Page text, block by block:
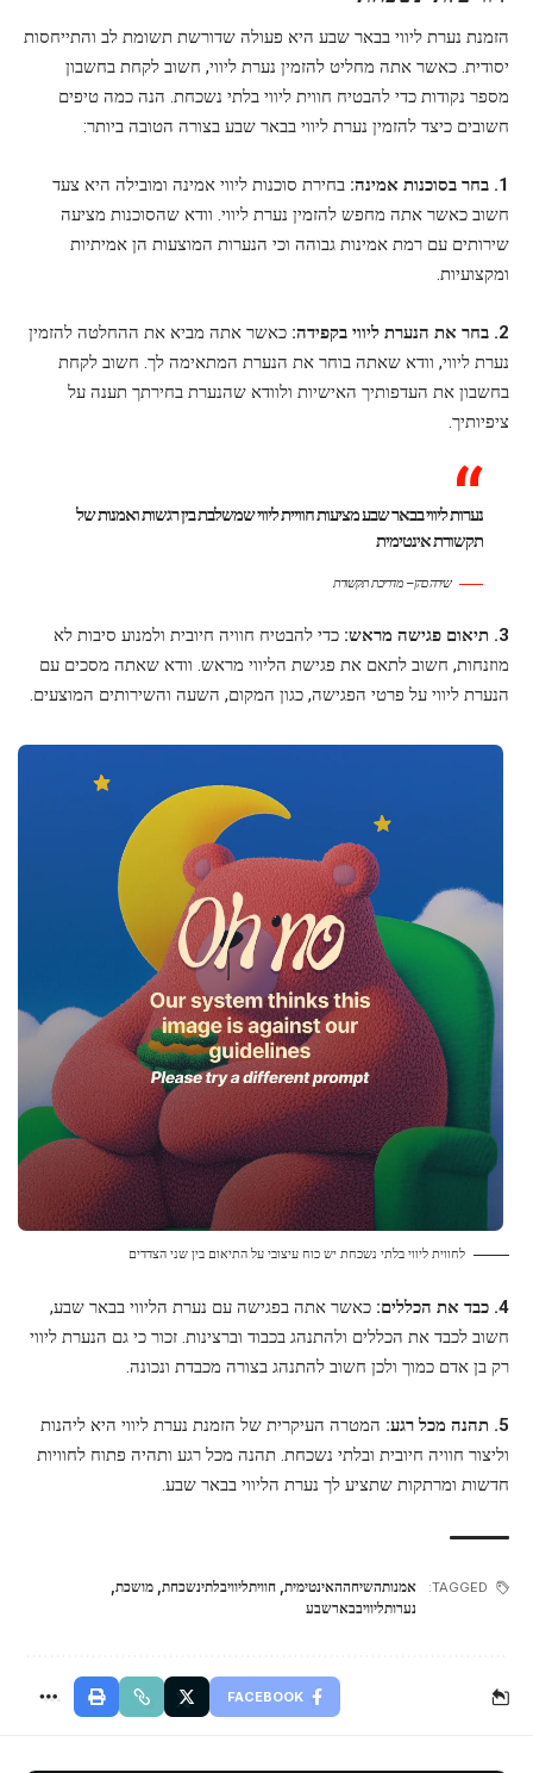
הזמנת נערת ליווי בבאר שבע היא פעולה שדורשת תשומת לב והתייחסות
יסודית. כאשר אתה מחליט להזמין נערת ליווי, חשוב לקחת בחשבון
מספר נקודות כדי להבטיח חווית ליווי בלתי נשכחת. הנה כמה טיפים
חשובים כיצד להזמין נערת ליווי בבאר שבע בצורה הטובה ביותר:
1. בחר בסוכנות אמינה:
בחירת סוכנות ליווי אמינה ומובילה היא צעד
חשוב כאשר אתה מחפש להזמין נערת ליווי. וודא שהסוכנות מציעה
שירותים עם רמת אמינות גבוהה וכי הנערות המוצעות הן אמיתיות
ומקצועיות.
2. בחר את הנערת ליווי בקפידה:
כאשר אתה מביא את ההחלטה להזמין
נערת ליווי, וודא שאתה בוחר את הנערת המתאימה לך. חשוב לקחת
בחשבון את העדפותיך האישיות ולוודא שהנערת בחירתך תענה על
ציפיותיך.
נערות ליווי בבאר שבע מציעות חוויית ליווי שמשלבת בין רגשות ואמנות של
תקשורת אינטימית
שירה כהן – מדריכת תקשורת
3. תיאום פגישה מראש:
כדי להבטיח חוויה חיובית ולמנוע סיבות לא
מוזנחות, חשוב לתאם את פגישת הליווי מראש. וודא שאתה מסכים עם
הנערת ליווי על פרטי הפגישה, כגון המקום, השעה והשירותים המוצעים.
לחווית ליווי בלתי נשכחת יש כוח עיצובי על התיאום בין שני הצדדים
4. כבד את הכללים:
כאשר אתה בפגישה עם נערת הליווי בבאר שבע,
חשוב לכבד את הכללים ולהתנהג בכבוד וברצינות. זכור כי גם הנערת ליווי
רק בן אדם כמוך ולכן חשוב להתנהג בצורה מכבדת ונכונה.
5. תהנה מכל רגע:
המטרה העיקרית של הזמנת נערת ליווי היא ליהנות
וליצור חוויה חיובית ובלתי נשכחת. תהנה מכל רגע ותהיה פתוח לחוויות
חדשות ומרתקות שתציע לך נערת הליווי בבאר שבע.
TAGGED: אמנותהשיחההאינטימית, חוויתליוויבלתינשכחת, מושכת,
נערותליוויבבארשבע
FACEBOOK